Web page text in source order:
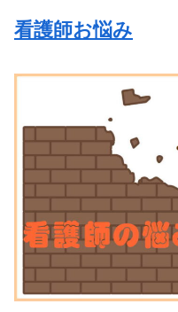
看護師お悩み